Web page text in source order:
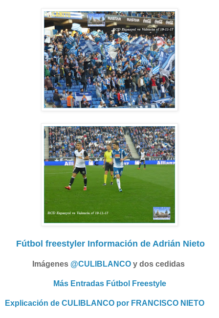
Fútbol freestyler Información de Adrián Nieto
Imágenes @CULIBLANCO y dos cedidas
Más Entradas Fútbol Freestyle
Explicación de CULIBLANCO por FRANCISCO NIETO